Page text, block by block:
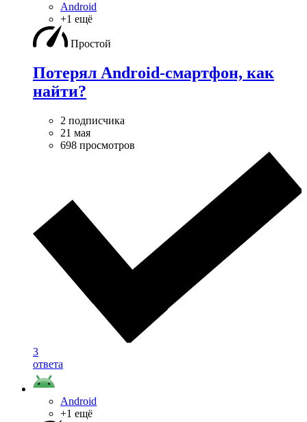
Android
+1 ещё
Простой
Потерял Android-смартфон, как
найти?
2 подписчика
21 мая
698 просмотров
3
ответа
Android
+1 ещё